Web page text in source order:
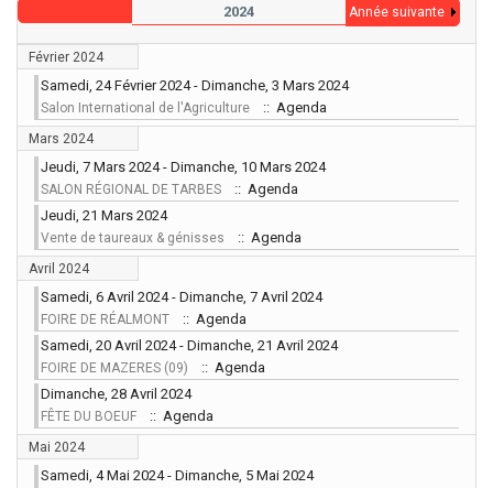
2024 Année suivante
Février 2024
Samedi, 24 Février 2024 - Dimanche, 3 Mars 2024
Salon International de l'Agriculture :: Agenda
Mars 2024
Jeudi, 7 Mars 2024 - Dimanche, 10 Mars 2024
SALON RÉGIONAL DE TARBES
:: Agenda
Jeudi, 21 Mars 2024
Vente de taureaux & génisses :: Agenda
Avril 2024
Samedi, 6 Avril 2024 - Dimanche, 7 Avril 2024
FOIRE DE RÉALMONT
:: Agenda
Samedi, 20 Avril 2024 - Dimanche, 21 Avril 2024
FOIRE DE MAZERES (09)
:: Agenda
Dimanche, 28 Avril 2024
FÊTE DU BOEUF :: Agenda
Mai 2024
Samedi, 4 Mai 2024 - Dimanche, 5 Mai 2024